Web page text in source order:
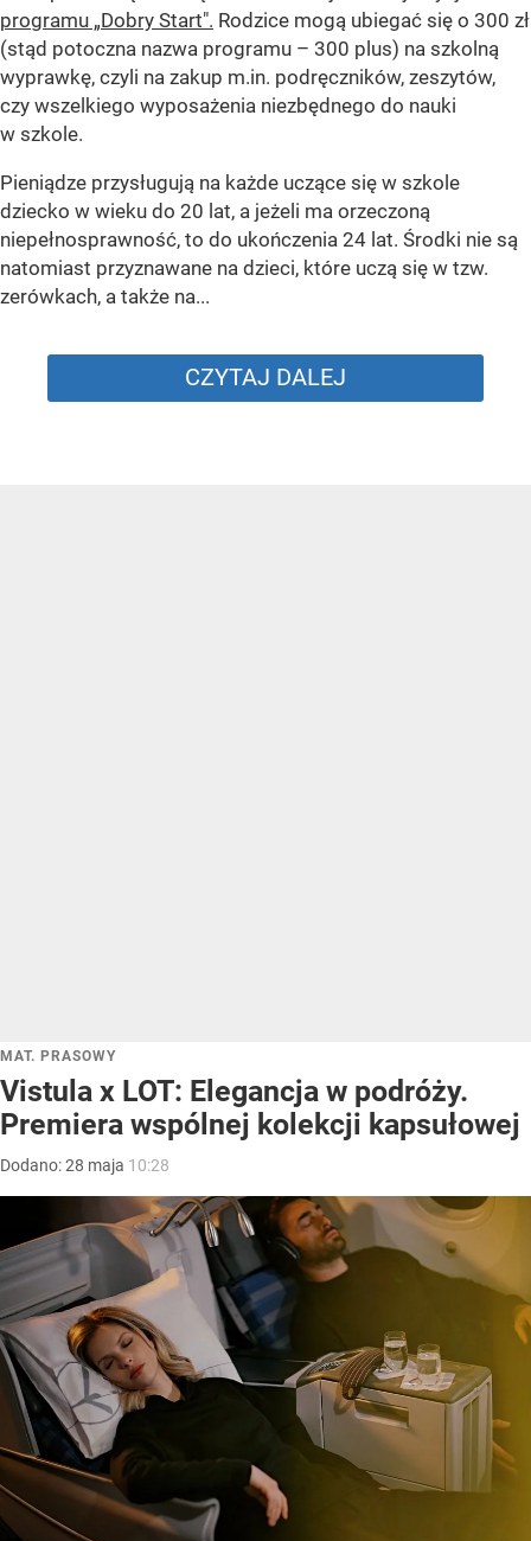
programu „Dobry Start". Rodzice mogą ubiegać się o 300 zł
(stąd potoczna nazwa programu – 300 plus) na szkolną
wyprawkę, czyli na zakup m.in. podręczników, zeszytów,
czy wszelkiego wyposażenia niezbędnego do nauki
w szkole.
Pieniądze przysługują na każde uczące się w szkole
dziecko w wieku do 20 lat, a jeżeli ma orzeczoną
niepełnosprawność, to do ukończenia 24 lat. Środki nie są
natomiast przyznawane na dzieci, które uczą się w tzw.
zerówkach, a także na...
CZYTAJ DALEJ
MAT. PRASOWY
Vistula x LOT: Elegancja w podróży.
Premiera wspólnej kolekcji kapsułowej
Dodano:28 maja 10:28